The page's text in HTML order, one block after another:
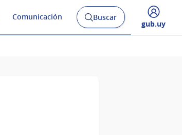
Comunicación
Abrir
buscador
Buscar
Desplegar
gub.uy